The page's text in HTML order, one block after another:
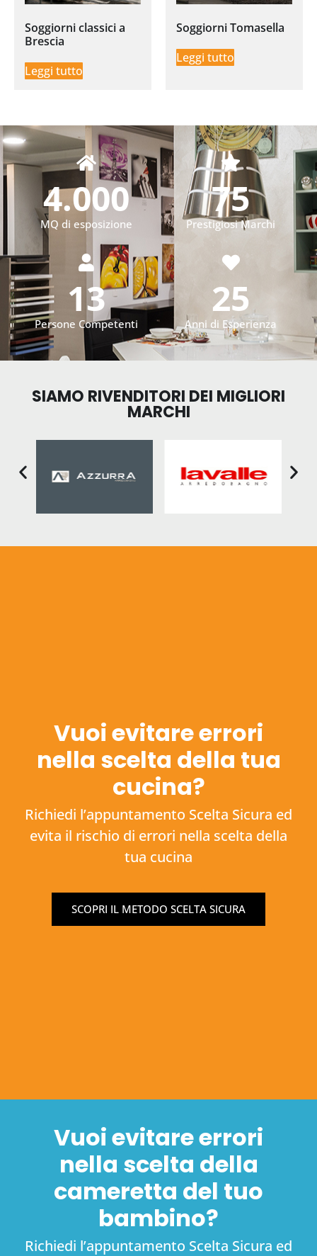
Soggiorni classici a
Brescia
Leggi tutto
Soggiorni Tomasella
Leggi tutto
MQ di esposizione
4.000
Prestigiosi Marchi
75
Persone Competenti
13
Anni di Esperienza
25
SIAMO RIVENDITORI DEI MIGLIORI
MARCHI
Vuoi evitare errori
nella scelta della tua
cucina?
Richiedi l’appuntamento Scelta Sicura ed
evita il rischio di errori nella scelta della
tua cucina
SCOPRI IL METODO SCELTA SICURA
Vuoi evitare errori
nella scelta della
cameretta del tuo
bambino?
Richiedi l’appuntamento Scelta Sicura ed